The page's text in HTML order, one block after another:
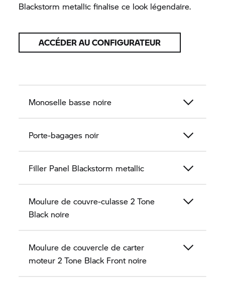
Blackstorm metallic finalise ce look légendaire.
ACCÉDER AU CONFIGURATEUR
Monoselle basse noire
Porte-bagages noir
Filler Panel Blackstorm metallic
Moulure de couvre-culasse 2 Tone
Black noire
Moulure de couvercle de carter
moteur 2 Tone Black Front noire